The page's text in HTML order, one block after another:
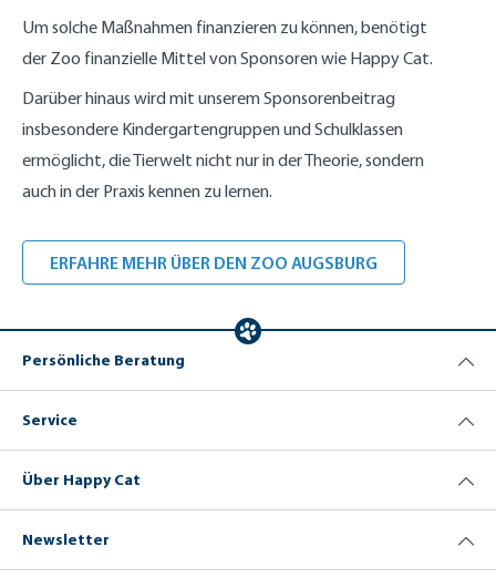
Um solche Maßnahmen finanzieren zu können, benötigt
der Zoo finanzielle Mittel von Sponsoren wie Happy Cat.
Darüber hinaus wird mit unserem Sponsorenbeitrag
insbesondere Kindergartengruppen und Schulklassen
ermöglicht, die Tierwelt nicht nur in der Theorie, sondern
auch in der Praxis kennen zu lernen.
ERFAHRE MEHR ÜBER DEN ZOO AUGSBURG
Persönliche Beratung
Service
Über Happy Cat
Newsletter